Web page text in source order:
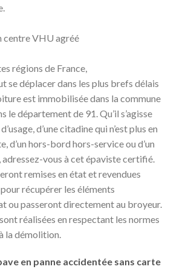
centre VHU agréé
régions de France,
se déplacer dans les plus brefs délais
est immobilisée dans la commune
le département de 91. Qu’il s’agisse
d’une citadine qui n’est plus en
d’un hors-bord hors-service ou d’un
vous à cet épaviste certifié.
remises en état et revendues
récupérer les éléments
ou passeront directement au broyeur.
réalisées en respectant les normes
la démolition.
en panne accidentée sans carte